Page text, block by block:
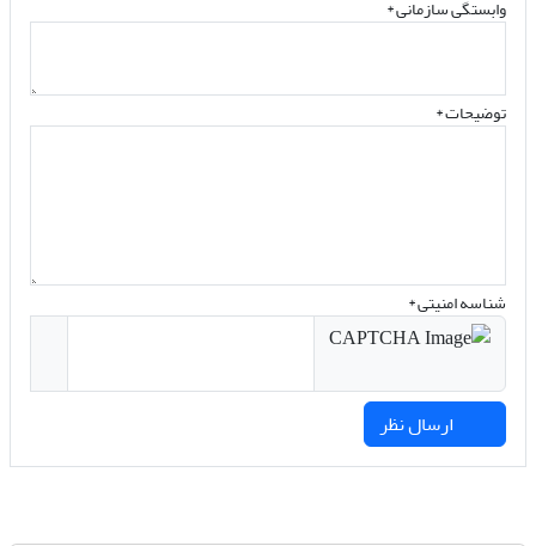
وابستگی سازمانی *
توضیحات *
شناسه امنیتی *